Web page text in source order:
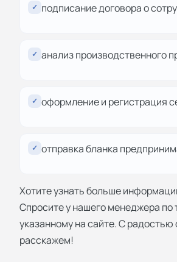
✓ подписание договора о
✓ анализ производственного
✓ оформление и регистрация
✓ отправка бланка
Хотите узнать больше
Спросите у нашего менеджера по
указанному на сайте. С радостью
расскажем!